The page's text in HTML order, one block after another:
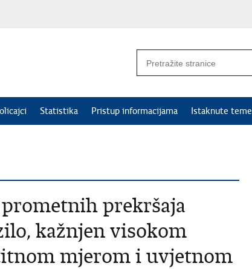
Statistika Pristup informacijama Istaknute teme
prekršaja
kažnjen visokom
mjerom i uvjetnom